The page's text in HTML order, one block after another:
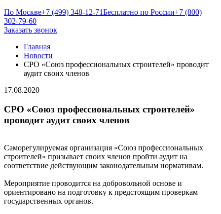
По Москве+7 (499) 348-12-71Бесплатно по России+7 (800)
302-79-60
Заказать звонок
Главная
Новости
СРО «Союз профессиональных строителей» проводит
аудит своих членов
17.08.2020
СРО «Союз профессиональных строителей»
проводит аудит своих членов
Саморегулируемая организация «Союз профессиональных
строителей» призывает своих членов пройти аудит на
соответствие действующим законодательным нормативам.
Мероприятие проводится на добровольной основе и
ориентировано на подготовку к предстоящим проверкам
государственных органов.